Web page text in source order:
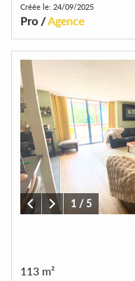
Créée le: 24/09/2025
Pro /Agence
1 /5
113 m²